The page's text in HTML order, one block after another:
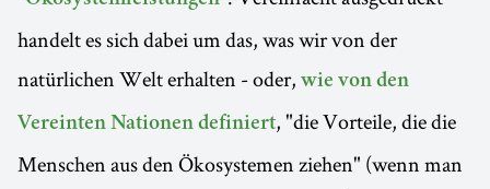
handelt es sich dabei um das, was wir von der
natürlichen Welt erhalten - oder, wie von den
Vereinten Nationen definiert, "die Vorteile, die die
Menschen aus den Ökosystemen ziehen" (wenn man